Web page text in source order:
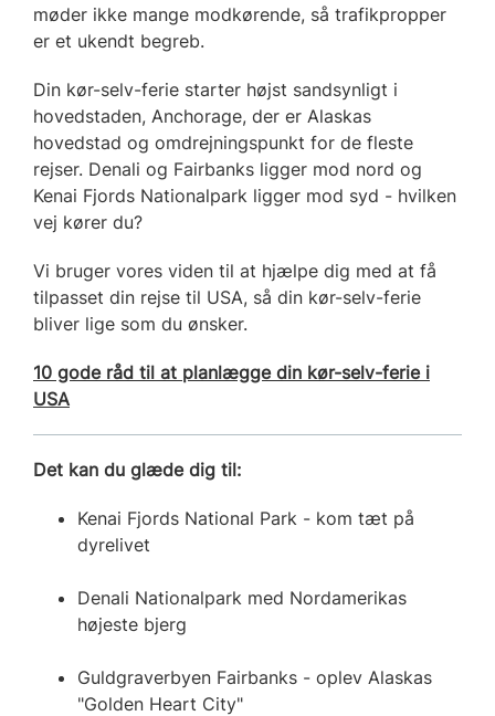
møder ikke mange modkørende, så trafikpropper
er et ukendt begreb.
Din kør-selv-ferie starter højst sandsynligt i
hovedstaden, Anchorage, der er Alaskas
hovedstad og omdrejningspunkt for de fleste
rejser. Denali og Fairbanks ligger mod nord og
Kenai Fjords Nationalpark ligger mod syd - hvilken
vej kører du?
Vi bruger vores viden til at hjælpe dig med at få
tilpasset din rejse til USA, så din kør-selv-ferie
bliver lige som du ønsker.
10 gode råd til at planlægge din kør-selv-ferie i
USA
Det kan du glæde dig til:
Kenai Fjords National Park - kom tæt på
dyrelivet
Denali Nationalpark med Nordamerikas
højeste bjerg
Guldgraverbyen Fairbanks - oplev Alaskas
"Golden Heart City"